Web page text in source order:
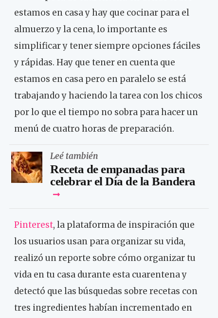
estamos en casa y hay que cocinar para el
almuerzo y la cena, lo importante es
simplificar y tener siempre opciones fáciles
y rápidas. Hay que tener en cuenta que
estamos en casa pero en paralelo se está
trabajando y haciendo la tarea con los chicos
por lo que el tiempo no sobra para hacer un
menú de cuatro horas de preparación.
Leé también
Receta de empanadas para
celebrar el Día de la Bandera
Pinterest, la plataforma de inspiración que
los usuarios usan para organizar su vida,
realizó un reporte sobre cómo organizar tu
vida en tu casa durante esta cuarentena y
detectó que las búsquedas sobre recetas con
tres ingredientes habían incrementado en